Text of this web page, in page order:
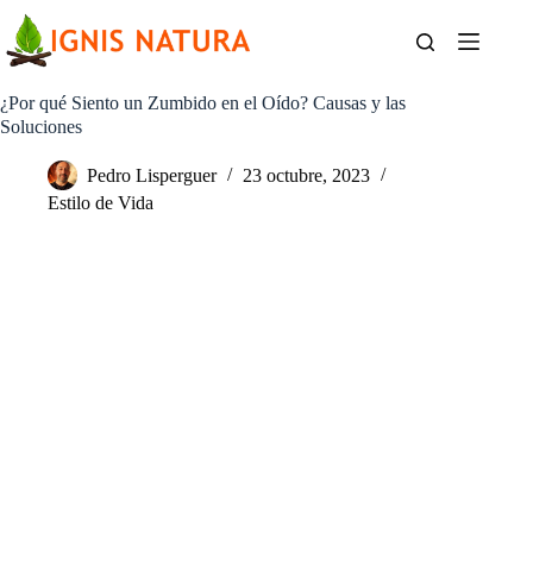
contenido
¿Por qué Siento un Zumbido en el Oído? Causas y las
Soluciones
Pedro Lisperguer
23 octubre, 2023
Estilo de Vida